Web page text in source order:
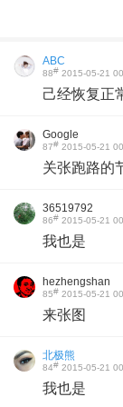
ABC
88# 2015-05-21
己经恢复正
Google
87# 2015-05-21
关张跑路的
36519792
86# 2015-05-21
我也是
hezhengshan
85# 2015-05-21
来张图
北极熊
84# 2015-05-21
我也是